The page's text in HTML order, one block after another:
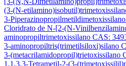
(3-(N-
3-
Cloridrato de N-[2-(N-
aminopropiltrimetoxissilano CAS:
3-aminopropiltris(trimetilsiloxi)silano
3-(metacrilamidopropil)trietoxissilano
1,1,3,3-Tetrametil-2-(3-